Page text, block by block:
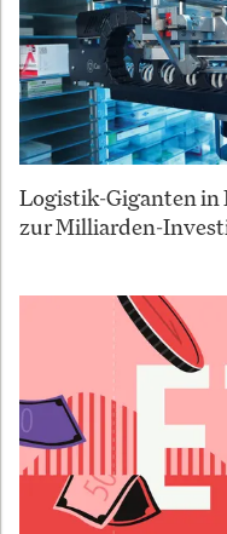
Logistik-Giganten in
zur Milliarden-